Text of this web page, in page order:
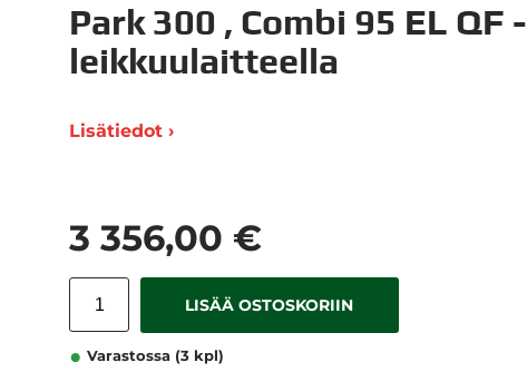
Park 300 , Combi 95 EL QF -
leikkuulaitteella
Lisätiedot ›
3 356,00 €
LISÄÄ OSTOSKORIIN
Varastossa (3 kpl)